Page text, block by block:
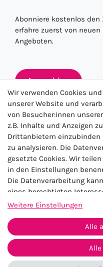
Abonniere kostenlos
erfahre zuerst von
Angeboten.
Anmelden
4.5 /
Impressum
Wir verwenden Cookies
unserer Website und
von Besucher:innen
z.B. Inhalte und Anzeigen
Drittanbietern einzubinden
zu analysieren. Die
gesetzte Cookies. Wir
in den Einstellungen
Die Datenverarbeitung
eines berechtigten
kann erteilt oder abgelehnt
Zeitpunkt zu ändern oder
Impressumund weitere
personenbezogener Daten
Weitere Einstellungen
Alle